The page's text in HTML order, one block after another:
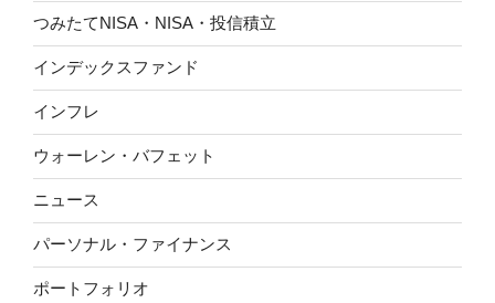
つみたてNISA・NISA・投信積立
インデックスファンド
インフレ
ウォーレン・バフェット
ニュース
パーソナル・ファイナンス
ポートフォリオ